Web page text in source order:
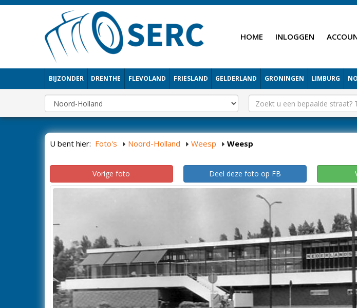
HOME INLOGGEN
BIJZONDER DRENTHE FLEVOLAND FRIESLAND GELDERLAND GRONINGEN LIMBURG
U bent hier: Foto's Noord-Holland Weesp Weesp
Vorige foto Deel deze foto op FB